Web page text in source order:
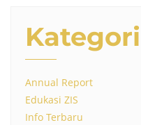
Kategori
Annual Report
Edukasi ZIS
Info Terbaru